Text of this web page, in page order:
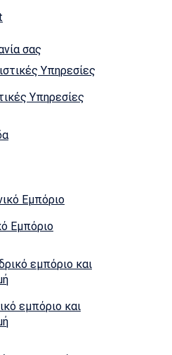
σας
Υπηρεσίες
Εμπόριο
εμπόριο και